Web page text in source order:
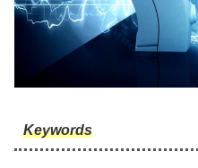
Keywords